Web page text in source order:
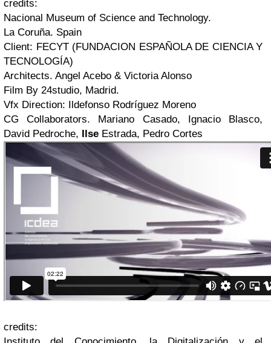
credits:
Nacional Museum of Science and Technology.
La Coruña. Spain
Client: FECYT (FUNDACION ESPAÑOLA DE CIENCIA Y
TECNOLOGÍA)
Architects. Angel Acebo & Victoria Alonso
Film By 24studio, Madrid.
Vfx Direction: Ildefonso Rodríguez Moreno
CG Collaborators. Mariano Casado, Ignacio Blasco,
David Pedroche, Ilse Estrada, Pedro Cortes
credits: